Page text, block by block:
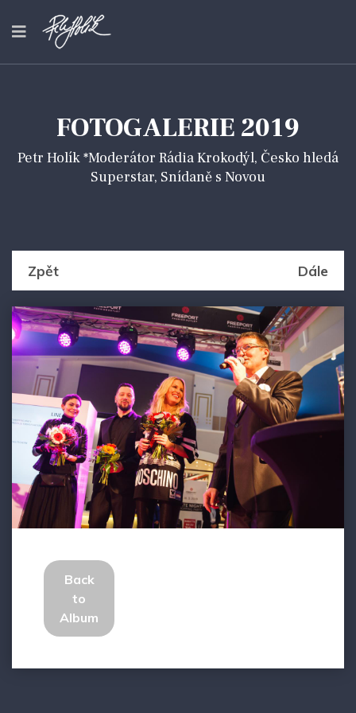
FOTOGALERIE 2019
Petr Holík *Moderátor Rádia Krokodýl, Česko hledá
Superstar, Snídaně s Novou
Zpět Dále
Back
to
Album